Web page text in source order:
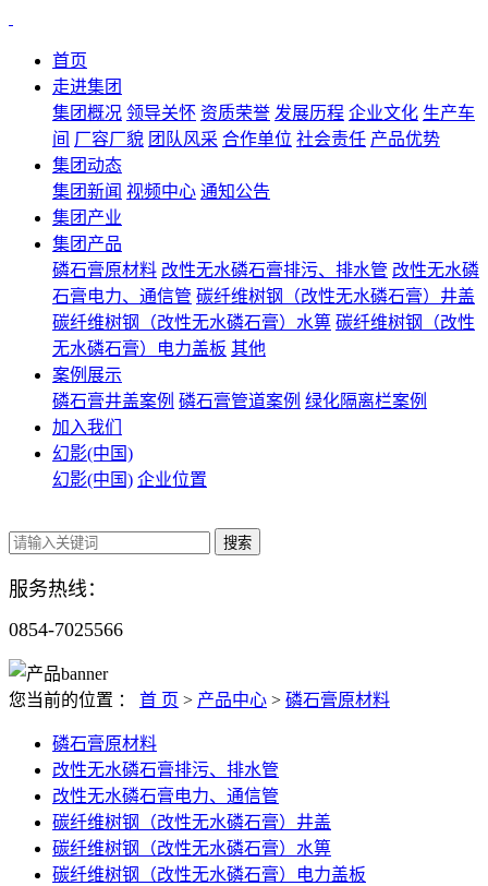
首页
走进集团
集团概况 领导关怀 资质荣誉 发展历程 企业文化 生产车
间 厂容厂貌 团队风采 合作单位 社会责任 产品优势
集团动态
集团新闻 视频中心 通知公告
集团产业
集团产品
磷石膏原材料 改性无水磷石膏排污、排水管 改性无水磷
石膏电力、通信管 碳纤维树钢（改性无水磷石膏）井盖
碳纤维树钢（改性无水磷石膏）水箅 碳纤维树钢（改性
无水磷石膏）电力盖板 其他
案例展示
磷石膏井盖案例 磷石膏管道案例 绿化隔离栏案例
加入我们
幻影(中国)
幻影(中国) 企业位置
服务热线：
0854-7025566
您当前的位置 ： 首 页 > 产品中心 > 磷石膏原材料
磷石膏原材料
改性无水磷石膏排污、排水管
改性无水磷石膏电力、通信管
碳纤维树钢（改性无水磷石膏）井盖
碳纤维树钢（改性无水磷石膏）水箅
碳纤维树钢（改性无水磷石膏）电力盖板